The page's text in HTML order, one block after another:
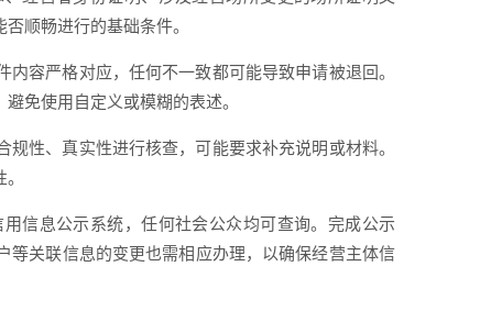
顺畅进行的基础条件。
容严格对应，任何不一致都可能导致申请被退回。
免使用自定义或模糊的表述。
性、真实性进行核查，可能要求补充说明或材料。
信息公示系统，任何社会公众均可查询。完成公示
等关联信息的变更也需相应办理，以确保经营主体信